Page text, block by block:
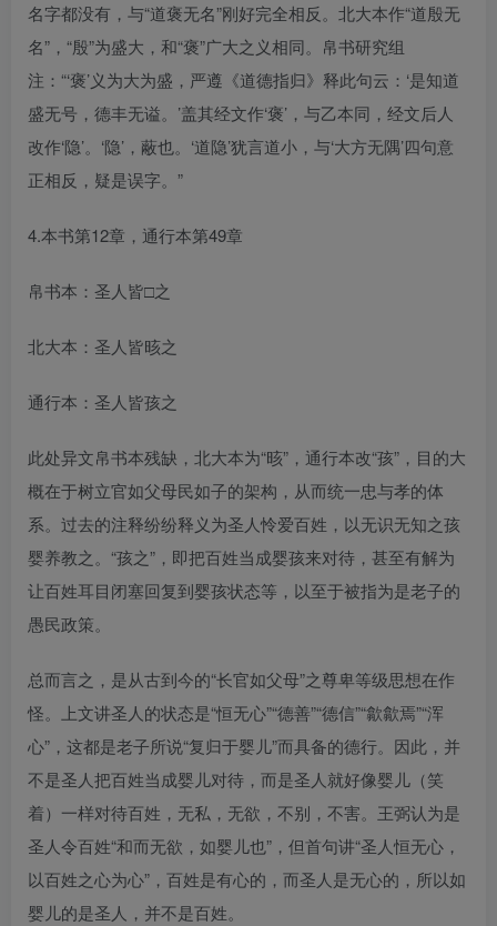
名字都没有，与“道褒无名”刚好完全相反。北大本作“道殷无
名”，“殷”为盛大，和“褒”广大之义相同。帛书研究组
注：“‘褒’义为大为盛，严遵《道德指归》释此句云：‘是知道
盛无号，德丰无谥。’盖其经文作‘褒’，与乙本同，经文后人
改作‘隐’。‘隐’，蔽也。‘道隐’犹言道小，与‘大方无隅’四句意
正相反，疑是误字。”
4.本书第12章，通行本第49章
帛书本：圣人皆□之
北大本：圣人皆晐之
通行本：圣人皆孩之
此处异文帛书本残缺，北大本为“晐”，通行本改“孩”，目的大
概在于树立官如父母民如子的架构，从而统一忠与孝的体
系。过去的注释纷纷释义为圣人怜爱百姓，以无识无知之孩
婴养教之。“孩之”，即把百姓当成婴孩来对待，甚至有解为
让百姓耳目闭塞回复到婴孩状态等，以至于被指为是老子的
愚民政策。
总而言之，是从古到今的“长官如父母”之尊卑等级思想在作
怪。上文讲圣人的状态是“恒无心”“德善”“德信”“歙歙焉”“浑
心”，这都是老子所说“复归于婴儿”而具备的德行。因此，并
不是圣人把百姓当成婴儿对待，而是圣人就好像婴儿（笑
着）一样对待百姓，无私，无欲，不别，不害。王弼认为是
圣人令百姓“和而无欲，如婴儿也”，但首句讲“圣人恒无心，
以百姓之心为心”，百姓是有心的，而圣人是无心的，所以如
婴儿的是圣人，并不是百姓。